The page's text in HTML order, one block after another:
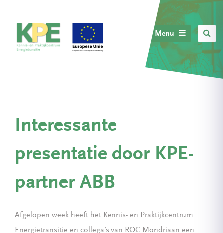
Menu
Interessante
presentatie door KPE-
partner ABB
Afgelopen week heeft het Kennis- en Praktijkcentrum
Energietransitie en collega’s van ROC Mondriaan een